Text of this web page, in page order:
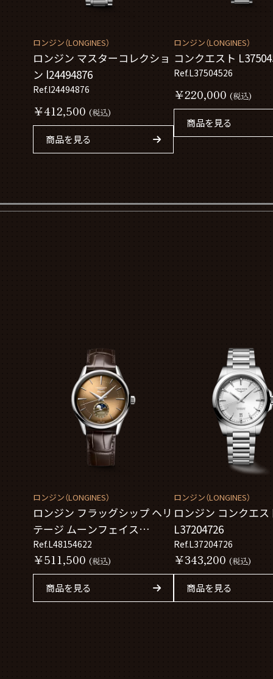
ロンジン（LONGINES）
ロンジン マスターコレクショ
ン l24494876
Ref.l24494876
￥412,500 (税込)
商品を見る
ロンジン（LONGINES）
コンクエスト
Ref.L37504526
￥220,000 (税込)
商品を見る
ロンジン（LONGINES）
ロンジン フラッグシップ ヘリ
テージ ムーンフェイス
L48154622
Ref.L48154622
￥511,500 (税込)
商品を見る
ロンジン（LONGINES）
ロンジン コンクエス
L37204726
Ref.L37204726
￥343,200 (税込)
商品を見る